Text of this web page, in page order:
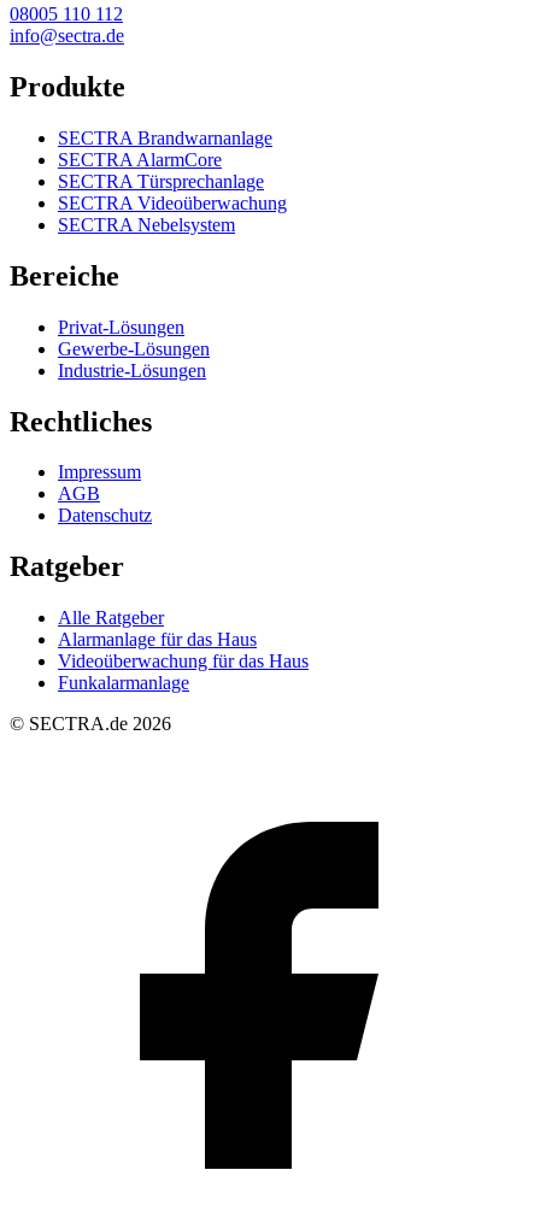
08005 110 112
info@sectra.de
Produkte
SECTRA Brandwarnanlage
SECTRA AlarmCore
SECTRA Türsprechanlage
SECTRA Videoüberwachung
SECTRA Nebelsystem
Bereiche
Privat-Lösungen
Gewerbe-Lösungen
Industrie-Lösungen
Rechtliches
Impressum
AGB
Datenschutz
Ratgeber
Alle Ratgeber
Alarmanlage für das Haus
Videoüberwachung für das Haus
Funkalarmanlage
© SECTRA.de 2026